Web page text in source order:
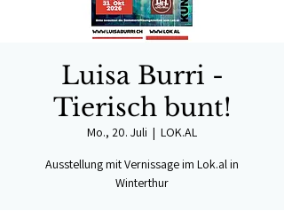
Luisa Burri -
Tierisch bunt!
Mo., 20. Juli
  |
LOK.AL
Ausstellung mit Vernissage im Lok.al in
Winterthur